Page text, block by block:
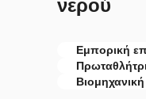
νερού
Εμπορική